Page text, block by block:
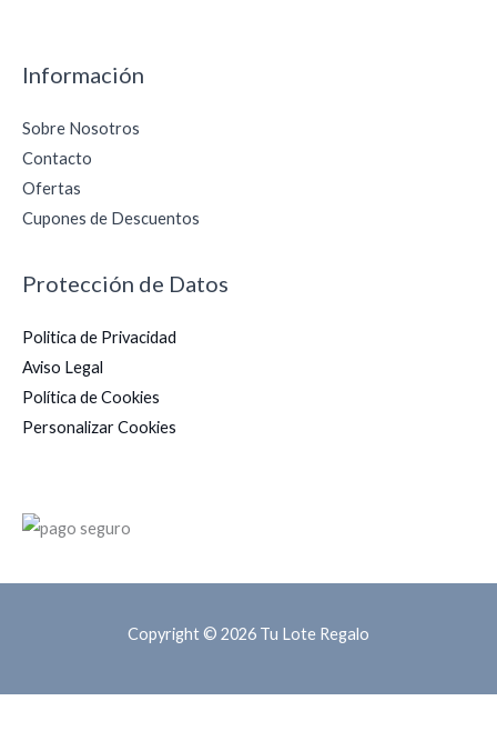
Información
Sobre Nosotros
Contacto
Ofertas
Cupones de Descuentos
Protección de Datos
Politica de Privacidad
Aviso Legal
Política de Cookies
Personalizar Cookies
Copyright © 2026 Tu Lote Regalo